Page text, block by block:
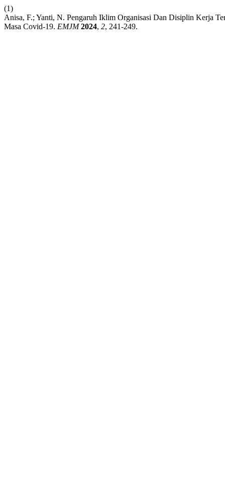
(1)
Anisa, F.; Yanti, N. Pengaruh Iklim Organisasi Dan Disiplin Kerja
Masa Covid-19. EMJM 2024, 2, 241-249.